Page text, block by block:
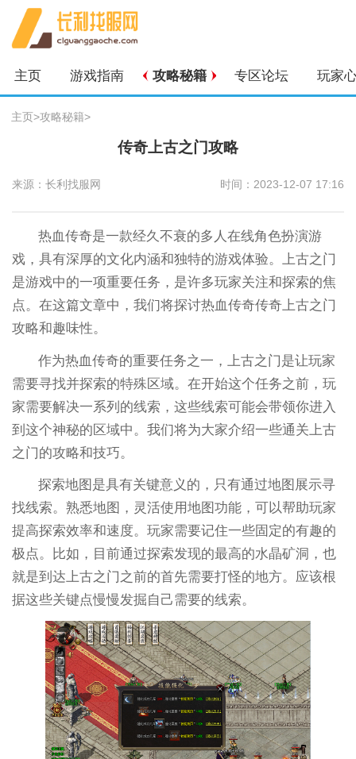
主页 游戏指南 攻略秘籍 专区论坛 玩家
主页>攻略秘籍>
传奇上古之门攻略
来源：长利找服网 时间：2023-12-07 17:16
热血传奇是一款经久不衰的多人在线角色扮演游
戏，具有深厚的文化内涵和独特的游戏体验。上古之门
是游戏中的一项重要任务，是许多玩家关注和探索的焦
点。在这篇文章中，我们将探讨热血传奇传奇上古之门
攻略和趣味性。
作为热血传奇的重要任务之一，上古之门是让玩家
需要寻找并探索的特殊区域。在开始这个任务之前，玩
家需要解决一系列的线索，这些线索可能会带领你进入
到这个神秘的区域中。我们将为大家介绍一些通关上古
之门的攻略和技巧。
探索地图是具有关键意义的，只有通过地图展示寻
找线索。熟悉地图，灵活使用地图功能，可以帮助玩家
提高探索效率和速度。玩家需要记住一些固定的有趣的
极点。比如，目前通过探索发现的最高的水晶矿洞，也
就是到达上古之门之前的首先需要打怪的地方。应该根
据这些关键点慢慢发掘自己需要的线索。